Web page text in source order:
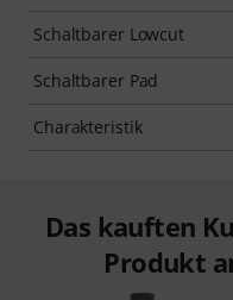
Schaltbarer Lowcut
Schaltbarer Pad
Charakteristik
Das kauften
Produkt